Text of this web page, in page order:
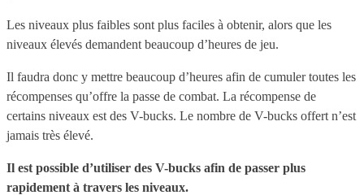
Les niveaux plus faibles sont plus faciles à obtenir, alors que les
niveaux élevés demandent beaucoup d’heures de jeu.
Il faudra donc y mettre beaucoup d’heures afin de cumuler toutes les
récompenses qu’offre la passe de combat. La récompense de
certains niveaux est des V-bucks. Le nombre de V-bucks offert n’est
jamais très élevé.
Il est possible d’utiliser des V-bucks afin de passer plus
rapidement à travers les niveaux.